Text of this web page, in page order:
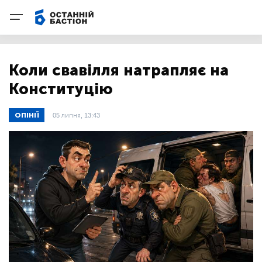
Коли свавілля натрапляє на
Конституцію
ОПІНІЇ 05 липня, 13:43